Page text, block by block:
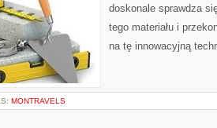
doskonale sprawdza
tego materiału i
na tę innowacyjną
MONTRAVELS